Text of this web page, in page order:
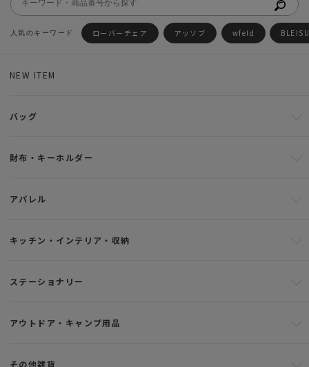
ローバーチェア アッソブ wfeld
NEW ITEM
バッグ
財布・キーホルダー
アパレル
キッチン・インテリア・収納
ステーショナリー
アウトドア・キャンプ用品
その他雑貨